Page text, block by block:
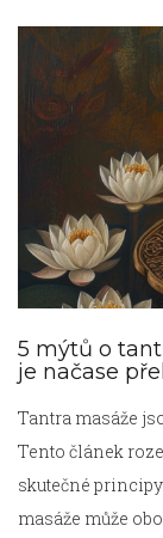
5 mýtů o
je načase
Tantra masáže
Tento článek
skutečné
masáže může